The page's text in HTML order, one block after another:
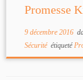
Promesse
9 décembre 2016
Sécurité étiqueté